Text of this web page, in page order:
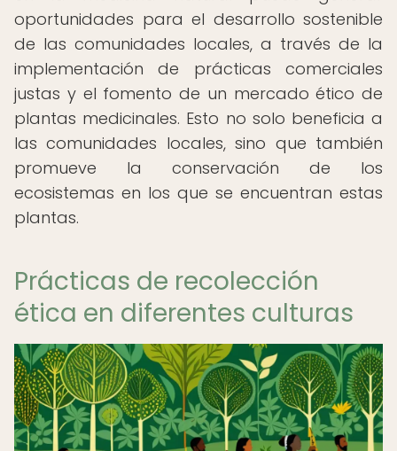
oportunidades para el desarrollo sostenible
de las comunidades locales, a través de la
implementación de prácticas comerciales
justas y el fomento de un mercado ético de
plantas medicinales. Esto no solo beneficia a
las comunidades locales, sino que también
promueve la conservación de los
ecosistemas en los que se encuentran estas
plantas.
Prácticas de recolección
ética en diferentes culturas